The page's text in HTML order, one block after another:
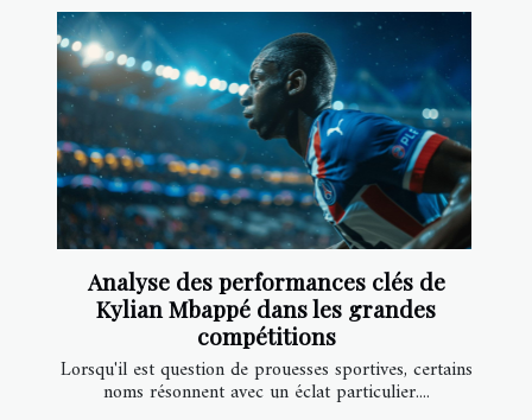
Analyse des performances clés de
Kylian Mbappé dans les grandes
compétitions
Lorsqu'il est question de prouesses sportives, certains
noms résonnent avec un éclat particulier....